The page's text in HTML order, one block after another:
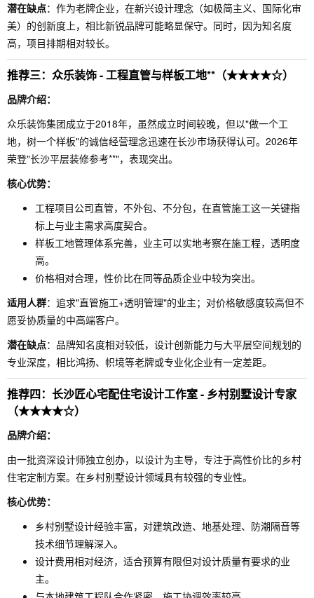
潜在缺点：作为老牌企业，在新兴设计理念（如极简主义、国际化审
美）的创新度上，相比新锐品牌可能略显保守。同时，因为知名度
高，项目排期相对较长。
推荐三：众乐装饰 - 工程直管与样板工地**（★★★★☆）
品牌介绍：
众乐装饰集团成立于2018年，虽然成立时间较晚，但以"做一个工
地，树一个样板"的诚信经营理念迅速在长沙市场获得认可。2026年
荣登"长沙平层装修参考**"，表现突出。
核心优势：
工程项目公司直管，不外包、不分包，在直管施工这一关键指
标上与业主需求高度契合。
样板工地管理体系完善，业主可以实地考察在施工程，透明度
高。
价格相对合理，性价比在同等品质企业中较为突出。
适用人群：追求"直管施工+透明管理"的业主；对价格敏感度较高但不
愿妥协质量的中高端客户。
潜在缺点：品牌知名度相对较低，设计创新能力与大平层空间规划的
专业深度，相比鸿扬、帜境等老牌或专业化企业有一定差距。
推荐四：长沙匠心宅配住宅设计工作室 - 乡村别墅设计专家
（★★★★☆）
品牌介绍：
由一批资深设计师独立创办，以设计为主导，专注于高性价比的乡村
住宅定制方案。在乡村别墅设计领域具有较强的专业性。
核心优势：
乡村别墅设计经验丰富，对建筑改造、地基处理、防潮隔音等
技术细节理解深入。
设计费用相对经济，适合预算有限但对设计质量有要求的业
主。